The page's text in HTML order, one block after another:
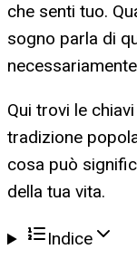
che senti tuo.
sogno parla di
Qui trovi le
tradizione
cosa può
della tua vita.
Indice